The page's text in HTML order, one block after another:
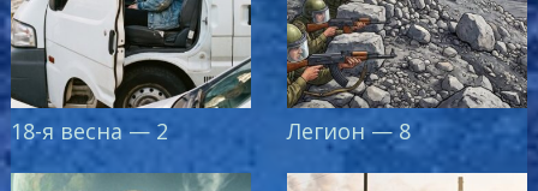
18-я весна — 2 Легион — 8